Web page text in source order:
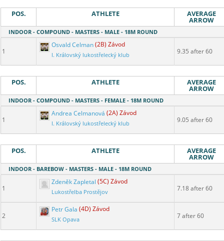
POS. ATHLETE AVERAGE
ARROW
INDOOR - COMPOUND - MASTERS - MALE - 18M ROUND
1
Osvald Celman(2B) Závod
I. Královský lukostřelecký klub 9.35 after 60
POS. ATHLETE AVERAGE
ARROW
INDOOR - COMPOUND - MASTERS - FEMALE - 18M ROUND
1
Andrea Celmanová (2A) Závod
I. Královský lukostřelecký klub 9.05 after 60
POS. ATHLETE AVERAGE
ARROW
INDOOR - BAREBOW - MASTERS - MALE - 18M ROUND
1
Zdeněk Zapletal (5C) Závod
Lukostřelba Prostějov 7.18 after 60
2
Petr Gala (4D) Závod
SLK Opava 7 after 60